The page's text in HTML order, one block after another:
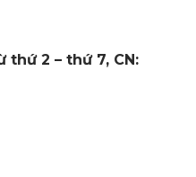
thứ 2 – thứ 7, CN: